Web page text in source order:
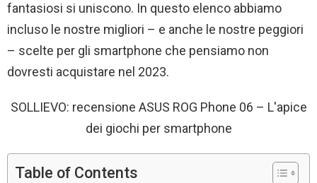
fantasiosi si uniscono. In questo elenco abbiamo
incluso le nostre migliori – e anche le nostre peggiori
– scelte per gli smartphone che pensiamo non
dovresti acquistare nel 2023.
SOLLIEVO: recensione ASUS ROG Phone 06 – L'apice
dei giochi per smartphone
Table of Contents